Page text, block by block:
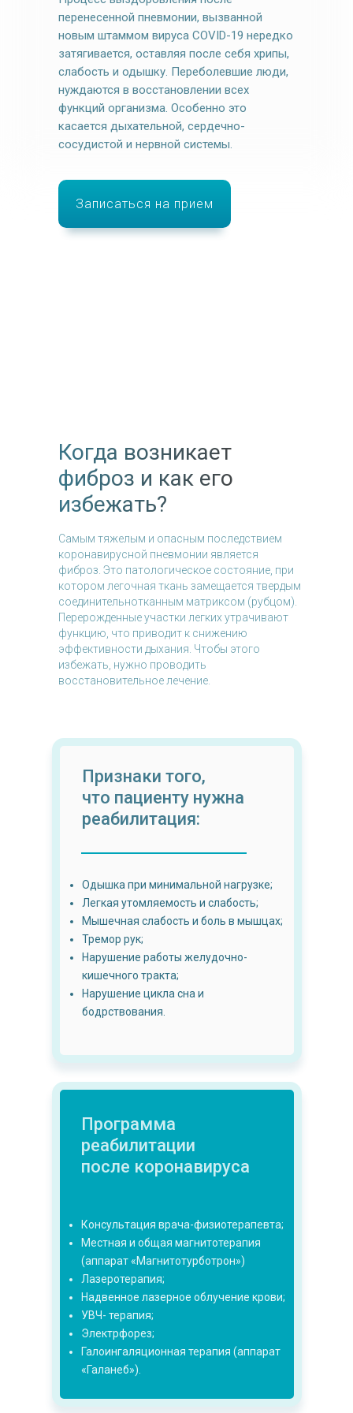
Заполняя форму на сайте Вы соглашаетесь с
Политикой конфиденциальности и
Ваш номер телефона
Согласовать запись приема
перенесенной пневмонии, вызванной
новым штаммом вируса COVID-19 нередко
затягивается, оставляя после себя хрипы,
слабость и одышку. Переболевшие люди,
нуждаются в восстановлении всех
функций организма. Особенно это
касается дыхательной, сердечно-
сосудистой и нервной системы.
Записаться на прием
Когда возникает
фиброз и как его
избежать?
Самым тяжелым и опасным последствием
коронавирусной пневмонии является
фиброз. Это патологическое состояние, при
котором легочная ткань замещается твердым
соединительнотканным матриксом (рубцом).
Перерожденные участки легких утрачивают
функцию, что приводит к снижению
эффективности дыхания. Чтобы этого
избежать, нужно проводить
восстановительное лечение.
Признаки того,
что пациенту нужна
реабилитация:
Одышка при минимальной нагрузке;
Легкая утомляемость и слабость;
Мышечная слабость и боль в мышцах;
Тремор рук;
Нарушение работы желудочно-
кишечного тракта;
Нарушение цикла сна и
бодрствования.
Программа
реабилитации
после коронавируса
Консультация врача-физиотерапевта;
Местная и общая магнитотерапия
(аппарат «Магнитотурботрон»)
Лазеротерапия;
Надвенное лазерное облучение крови;
УВЧ- терапия;
Электрфорез;
Галоингаляционная терапия (аппарат
«Галанеб»).